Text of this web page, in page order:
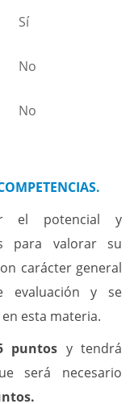
Sí
No
No
el potencial y
para valorar su
carácter general
evaluación y se
esta materia.
puntos y tendrá
será necesario